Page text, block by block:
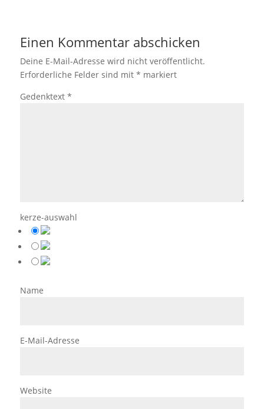
Einen Kommentar abschicken
Deine E-Mail-Adresse wird nicht veröffentlicht.
Erforderliche Felder sind mit * markiert
Gedenktext *
kerze-auswahl
Name
E-Mail-Adresse
Website